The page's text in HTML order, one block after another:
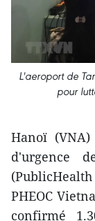
L'aeroport de
pour
Hanoï
d'urgence
PHEOC
confirmé